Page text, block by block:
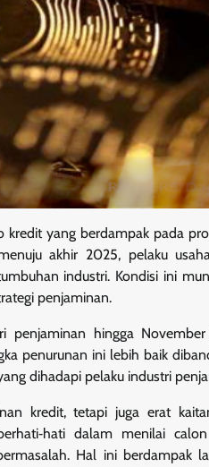
kredit yang berdampak pada
akhir 2025, pelaku
industri. Kondisi ini
penjaminan.
penjaminan hingga
penurunan ini lebih baik
dihadapi pelaku industri
kredit, tetapi juga erat
dalam menilai
Hal ini berdampak